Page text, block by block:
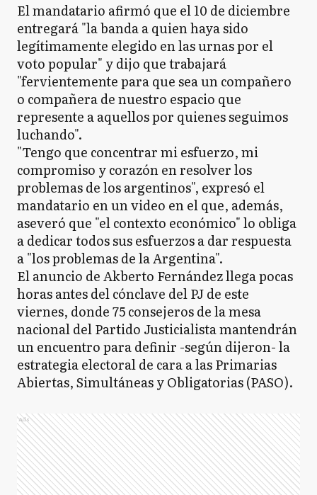
El mandatario afirmó que el 10 de diciembre
entregará "la banda a quien haya sido
legítimamente elegido en las urnas por el
voto popular" y dijo que trabajará
"fervientemente para que sea un compañero
o compañera de nuestro espacio que
represente a aquellos por quienes seguimos
luchando".
"Tengo que concentrar mi esfuerzo, mi
compromiso y corazón en resolver los
problemas de los argentinos", expresó el
mandatario en un video en el que, además,
aseveró que "el contexto económico" lo obliga
a dedicar todos sus esfuerzos a dar respuesta
a "los problemas de la Argentina".
El anuncio de Akberto Fernández llega pocas
horas antes del cónclave del PJ de este
viernes, donde 75 consejeros de la mesa
nacional del Partido Justicialista mantendrán
un encuentro para definir -según dijeron- la
estrategia electoral de cara a las Primarias
Abiertas, Simultáneas y Obligatorias (PASO).
Ads